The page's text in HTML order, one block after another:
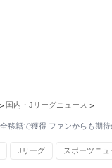
> 国内・Jリーグニュース >
移籍で獲得 ファンからも期
Jリーグ スポーツニ